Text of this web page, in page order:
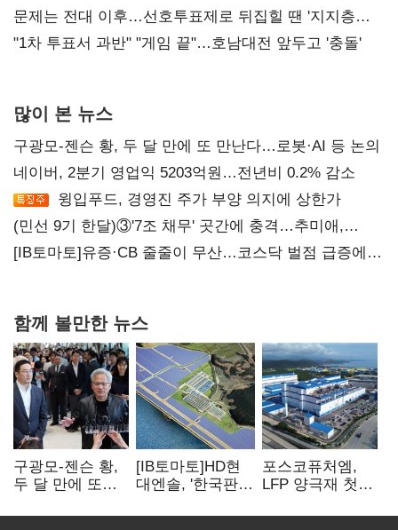
4만278명
문제는 전대 이후…선호투표제로 뒤집힐 땐 '지지층
불복'
"1차 투표서 과반" "게임 끝"…호남대전 앞두고 '충돌'
많이 본 뉴스
구광모-젠슨 황, 두 달 만에 또 만난다…로봇·AI 등 논의
네이버, 2분기 영업익 5203억원…전년비 0.2% 감소
윙입푸드, 경영진 주가 부양 의지에 상한가
(민선 9기 한달)③'7조 채무' 곳간에 충격…추미애,
20년만에 '비상재정' 선언 승부수
[IB토마토]유증·CB 줄줄이 무산…코스닥 벌점 급증에
함께 볼만한 뉴스
구광모-젠슨 황,
두 달 만에 또
등 논의
[IB토마토]HD현
대엔솔, '한국판
세액공제 선택이
포스코퓨처엠,
LFP 양극재 첫
ESS 시장 공략